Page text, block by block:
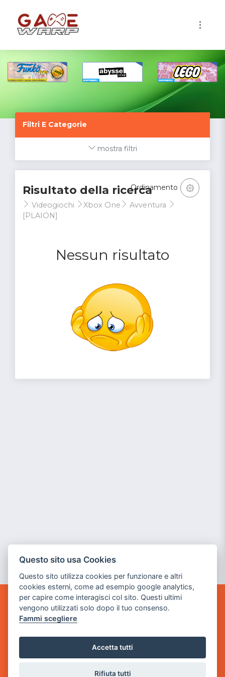
Filtri E Categorie
mostra filtri
Risultato della ricerca
Videogiochi Xbox One
Avventura
[PLAION]
Nessun risultato
Ordinamento
GAME WARP
BY POWER GAME SRL
Sede Legale
via Villaggio dei Platani, 3
- 25014 Castenedolo, Brescia
Questo sito usa Cookies
Questo sito utilizza cookies per funzionare e altri
cookies esterni, come ad esempio google analytics,
per capire come interagisci col sito. Questi ultimi
vengono utilizzati solo dopo il tuo consenso.
Fammi scegliere
Accetta tutti
Rifiuta tutti